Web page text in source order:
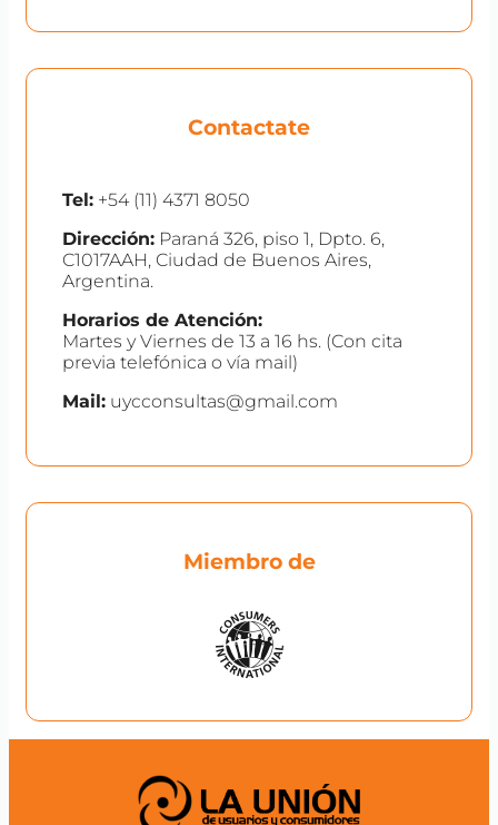
Contactate
Tel: +54 (11) 4371 8050
Dirección: Paraná 326, piso 1, Dpto. 6,
C1017AAH, Ciudad de Buenos Aires,
Argentina.
Horarios de Atención:
Martes y Viernes de 13 a 16 hs. (Con cita
previa telefónica o vía mail)
Mail: uycconsultas@gmail.com
Miembro de